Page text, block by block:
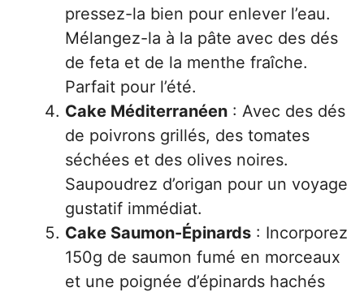
pressez-la bien pour enlever l’eau.
Mélangez-la à la pâte avec des dés
de feta et de la menthe fraîche.
Parfait pour l’été.
Cake Méditerranéen : Avec des dés
de poivrons grillés, des tomates
séchées et des olives noires.
Saupoudrez d’origan pour un voyage
gustatif immédiat.
Cake Saumon-Épinards : Incorporez
150g de saumon fumé en morceaux
et une poignée d’épinards hachés